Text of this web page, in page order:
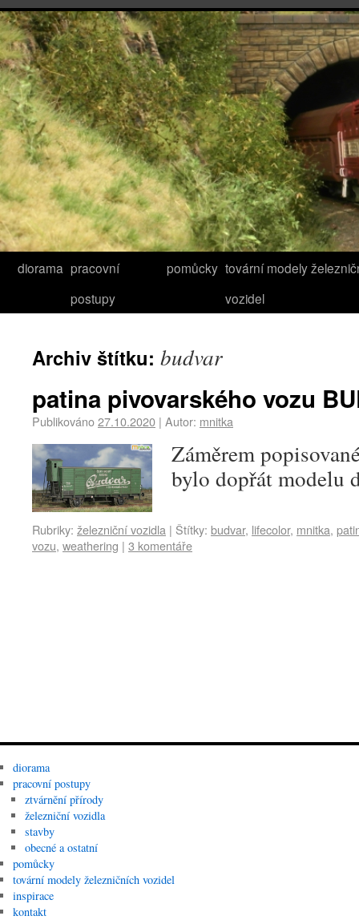
diorama pracovní
postupy
pomůcky tovární modely
vozidel
Archiv štítku: budvar
patina pivovarského vozu
Publikováno27.10.2020 | Autor: mnitka
Záměrem
bylo dopřát modelu
Rubriky: železniční vozidla | Štítky: budvar, lifecolor, mnitka,
vozu, weathering | 3 komentáře
diorama
pracovní postupy
ztvárnění přírody
železniční vozidla
stavby
obecné a ostatní
pomůcky
tovární modely železničních vozidel
inspirace
kontakt